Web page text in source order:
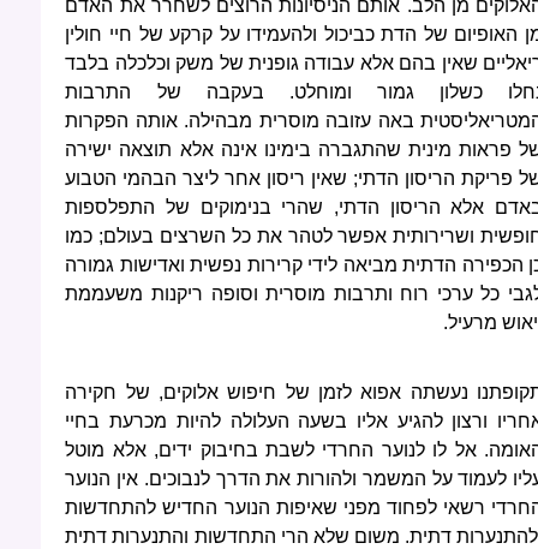
מן הלב. אותם הניסיונות הרוצים לשחרר את האדם
האופיום של הדת כביכול ולהעמידו על קרקע של חיי חולין
שאין בהם אלא עבודה גופנית של משק וכלכלה בלבד
כשלון גמור ומוחלט. בעקבה של התרבות
באה עזובה מוסרית מבהילה. אותה הפקרות
פראות מינית שהתגברה בימינו אינה אלא תוצאה ישירה
פריקת הריסון הדתי; שאין ריסון אחר ליצר הבהמי הטבוע
אלא הריסון הדתי, שהרי בנימוקים של התפלספות
ושרירותית אפשר לטהר את כל השרצים בעולם; כמו
הכפירה הדתית מביאה לידי קרירות נפשית ואדישות גמורה
כל ערכי רוח ותרבות מוסרית וסופה ריקנות משעממת
מרעיל.
נעשתה אפוא לזמן של חיפוש אלוקים, של חקירה
ורצון להגיע אליו בשעה העלולה להיות מכרעת בחיי
אל לו לנוער החרדי לשבת בחיבוק ידים, אלא מוטל
לעמוד על המשמר ולהורות את הדרך לנבוכים. אין הנוער
רשאי לפחוד מפני שאיפות הנוער החדיש להתחדשות
דתית. משום שלא הרי התחדשות והתנערות דתית